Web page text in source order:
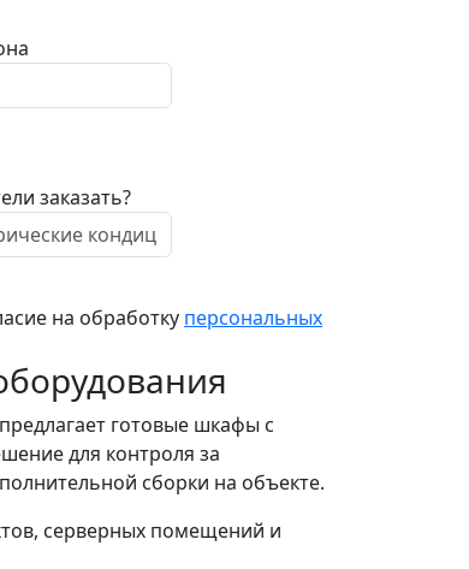
заказать?
на обработку персональных
готовые шкафы с
для контроля за
сборки на объекте.
серверных помещений и